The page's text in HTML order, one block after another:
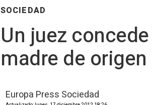
SOCIEDAD
Un juez
madre de
Europa Press Sociedad